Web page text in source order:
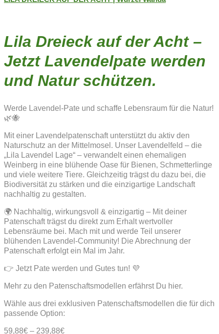
Lila Dreieck auf der Acht –
Jetzt Lavendelpate werden
und Natur schützen.
Werde Lavendel-Pate und schaffe Lebensraum für die Natur!
🌿🐝
Mit einer Lavendelpatenschaft unterstützt du aktiv den
Naturschutz an der Mittelmosel. Unser Lavendelfeld – die
„Lila Lavendel Lage“ – verwandelt einen ehemaligen
Weinberg in eine blühende Oase für Bienen, Schmetterlinge
und viele weitere Tiere. Gleichzeitig trägst du dazu bei, die
Biodiversität zu stärken und die einzigartige Landschaft
nachhaltig zu gestalten.
🌍 Nachhaltig, wirkungsvoll & einzigartig – Mit deiner
Patenschaft trägst du direkt zum Erhalt wertvoller
Lebensräume bei. Mach mit und werde Teil unserer
blühenden Lavendel-Community! Die Abrechnung der
Patenschaft erfolgt ein Mal im Jahr.
👉 Jetzt Pate werden und Gutes tun! 💜
Mehr zu den Patenschaftsmodellen erfährst Du hier.
Wähle aus drei exklusiven Patenschaftsmodellen die für dich
passende Option:
59,88€ – 239,88€